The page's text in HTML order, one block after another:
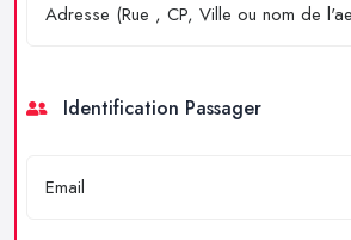
Identification Passager